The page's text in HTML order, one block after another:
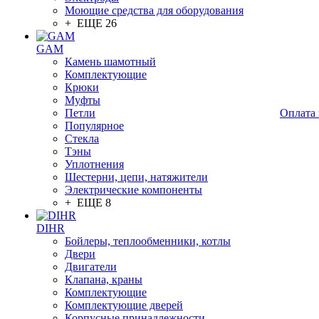
Моющие средства для оборудования
+ ЕЩЕ 26
GAM
Камень шамотный
Комплектующие
Крюки
Муфты
Петли
Популярное
Стекла
Тэны
Уплотнения
Шестерни, цепи, натяжители
Электрические компоненты
+ ЕЩЕ 8
DIHR
Бойлеры, теплообменники, котлы
Двери
Двигатели
Клапана, краны
Комплектующие
Комплектующие дверей
Оплата